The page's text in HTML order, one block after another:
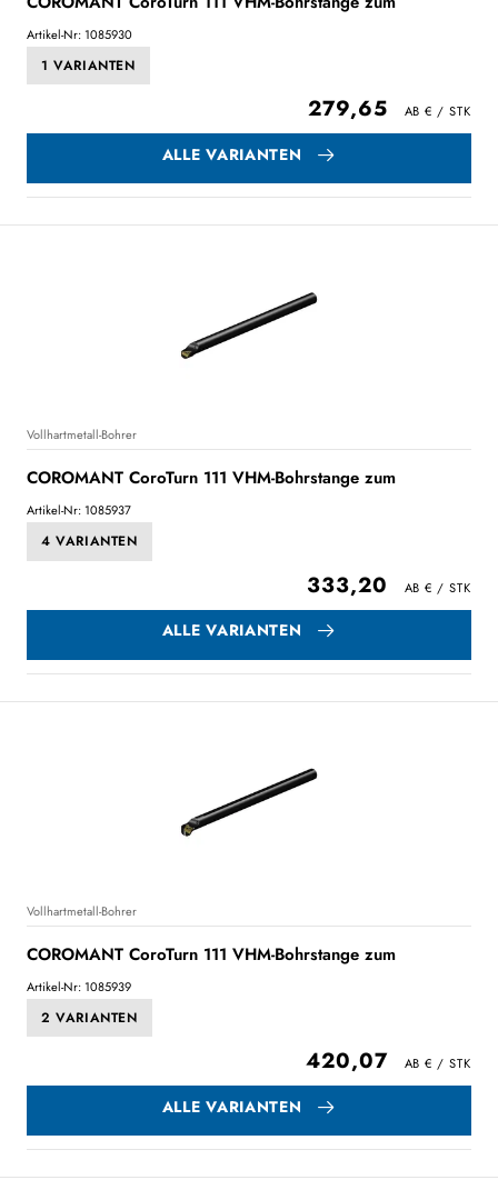
Artikel-Nr: 1085930
1 VARIANTEN
279,65
ALLE VARIANTEN
Vollhartmetall-Bohrer
COROMANT CoroTurn 111 VHM-Bohrstange zum
Artikel-Nr: 1085937
4 VARIANTEN
333,20
ALLE VARIANTEN
Vollhartmetall-Bohrer
COROMANT CoroTurn 111 VHM-Bohrstange zum
Artikel-Nr: 1085939
2 VARIANTEN
420,07
ALLE VARIANTEN